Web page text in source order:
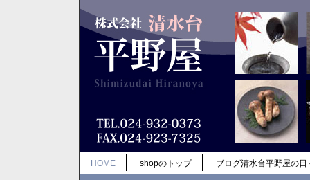
HOME shopのトップ ブログ清水台平野屋の日